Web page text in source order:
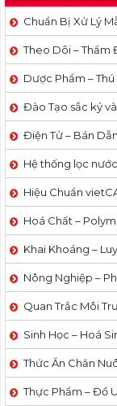
Chuẩn Bị Xử Lý
Theo Dõi – Thẩm
Dược Phẩm – Thú
Đào Tạo sắc ký
Điện Tử – Bán
Hệ thống lọc
Hiệu Chuẩn
Hoá Chất –
Khai Khoáng –
Nông Nghiệp –
Quan Trắc Môi
Sinh Học – Hoá
Thức Ăn Chăn
Thực Phẩm – Đồ